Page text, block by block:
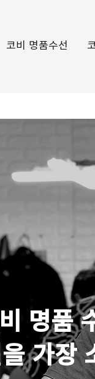
코비 명품수선
명품
가장